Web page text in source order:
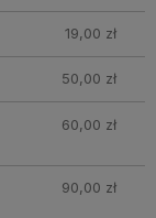
19,00 zł
50,00 zł
60,00 zł
90,00 zł